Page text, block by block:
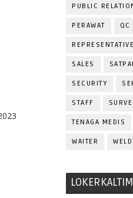
PUBLIC
PERAWAT QC
REPRESENTATIVE
SALES
SECURITY
STAFF
TENAGA MEDIS
WAITER